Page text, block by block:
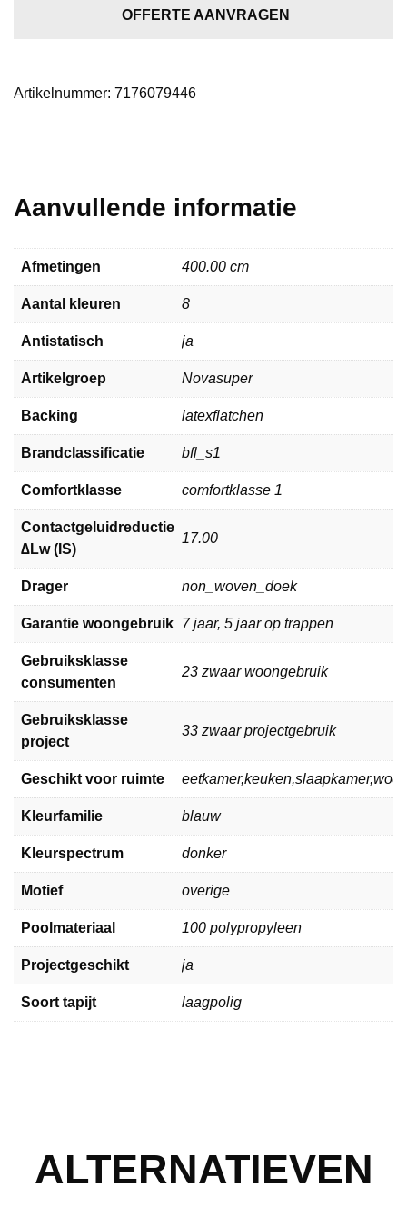
OFFERTE AANVRAGEN
Artikelnummer: 7176079446
Aanvullende informatie
Afmetingen 400.00 cm
Aantal kleuren 8
Antistatisch ja
Artikelgroep Novasuper
Backing latexflatchen
Brandclassificatie bfl_s1
Comfortklasse comfortklasse 1
Contactgeluidreductie
∆Lw (IS)
17.00
Drager non_woven_doek
Garantie woongebruik 7 jaar, 5 jaar op trappen
Gebruiksklasse
consumenten
23 zwaar woongebruik
Gebruiksklasse
project
33 zwaar projectgebruik
Geschikt voor ruimte
Kleurfamilie blauw
Kleurspectrum donker
Motief overige
Poolmateriaal 100 polypropyleen
Projectgeschikt ja
Soort tapijt laagpolig
ALTERNATIEVEN